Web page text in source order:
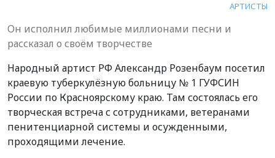
АРТИСТЫ
Он исполнил любимые миллионами песни и
рассказал о своём творчестве
Народный артист РФ Александр Розенбаум посетил
краевую туберкулёзную больницу № 1 ГУФСИН
России по Красноярскому краю. Там состоялась его
творческая встреча с сотрудниками, ветеранами
пенитенциарной системы и осужденными,
проходящими лечение.